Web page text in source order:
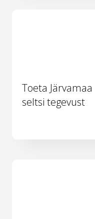
Toeta Järvamaa
seltsi tegevust